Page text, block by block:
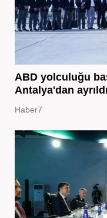
ABD yolculuğu
Antalya'dan ayrıldı
Haber7